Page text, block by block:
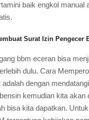
baik engkol manual
Surat Izin Pengecer
bbm eceran bisa
dulu. Cara
dengan
kemudian kita
bisa kita dapatkan.